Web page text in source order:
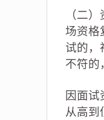
（二
场资格
试的，
不符的
因面试
从高到